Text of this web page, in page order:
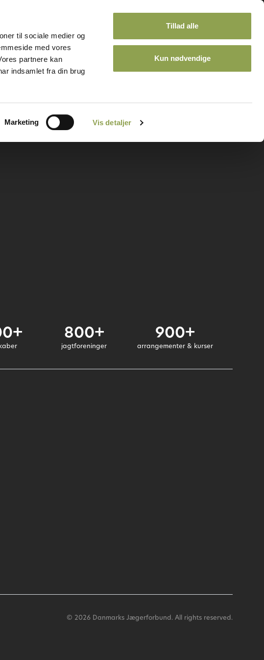
til sociale medier og
med vores
partnere kan
indsamlet fra din brug
Marketing Vis detaljer
Tillad alle
Kun nødvendige
Om os Kontakt Kalender
800+
jagtforeninger
900+
arrangementer & kurser
© 2026 Danmarks Jægerforbund. All rights reserved.